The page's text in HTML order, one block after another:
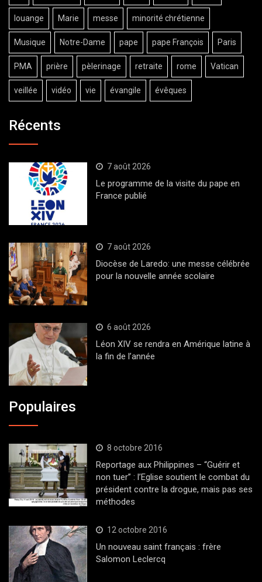
louange Marie messe minorité chrétienne
Musique Notre-Dame pape pape François Paris
PMA prière pèlerinage retraite rome Vatican
veillée vidéo vie évangile évêques
Récents
7 août 2026
Le programme de la visite du pape en
France publié
7 août 2026
Diocèse de Laredo: une messe célébrée
pour la nouvelle année scolaire
6 août 2026
Léon XIV se rendra en Amérique latine à
la fin de l’année
Populaires
8 octobre 2016
Reportage aux Philippines – “Guérir et
non tuer” : l’Eglise soutient le combat du
président contre la drogue, mais pas ses
méthodes
12 octobre 2016
Un nouveau saint français : frère
Salomon Leclercq